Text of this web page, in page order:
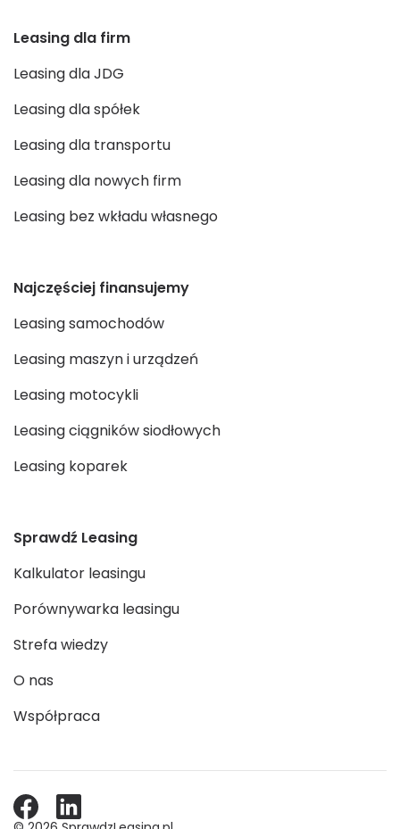
Leasing dla firm
Leasing dla JDG
Leasing dla spółek
Leasing dla transportu
Leasing dla nowych firm
Leasing bez wkładu własnego
Najczęściej finansujemy
Leasing samochodów
Leasing maszyn i urządzeń
Leasing motocykli
Leasing ciągników siodłowych
Leasing koparek
Sprawdź Leasing
Kalkulator leasingu
Porównywarka leasingu
Strefa wiedzy
O nas
Współpraca